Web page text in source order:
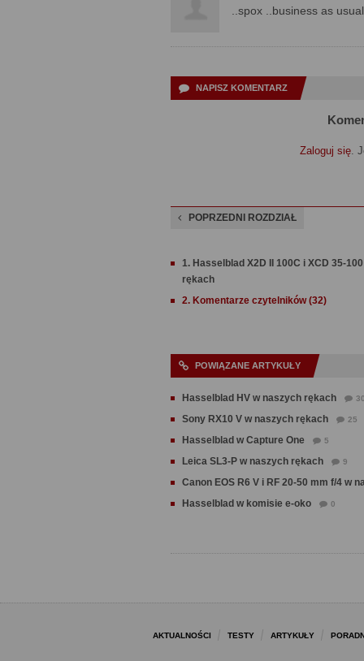
..spox ..business as usual
NAPISZ KOMENTARZ
Zaloguj się.
POPRZEDNI ROZDZIAŁ
1. Hasselblad X2D II 100C i XCD 35-
rękach
2. Komentarze czytelników (32)
POWIĄZANE ARTYKUŁY
Hasselblad HV w naszych rękach
Sony RX10 V w naszych rękach 25
Hasselblad w Capture One 5
Leica SL3-P w naszych rękach 9
Canon EOS R6 V i RF 20-50 mm f/4 w
Hasselblad w komisie e-oko
0
AKTUALNOŚCI TESTY ARTYKUŁY